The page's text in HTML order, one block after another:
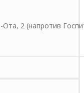
2 (напротив